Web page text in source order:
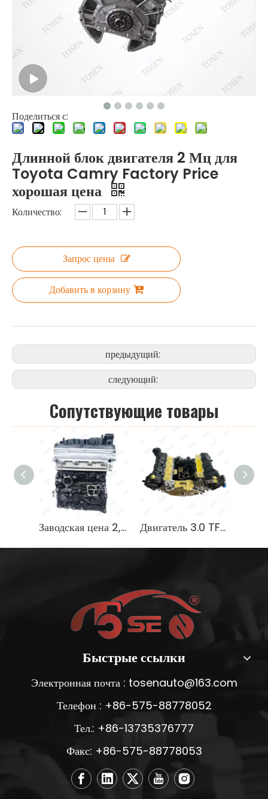
Поделиться с:
Длинной блок двигателя 2 Мц для
Toyota Camry Factory Price
хорошая цена
Количество:
Запрос цены
Добавить в корзину
предыдущий:
следующий:
Cопутствующие товары
Заводская цена 2,0 16V дизельный двигатель в сборе CDBA для VW Amarok Двигатель 3.0 TFSI для двигателей Audi Q7 Porsche Cayenne VW CRC
Быстрые ссылки
Электронная почта : tosenauto@163.com
Телефон : +86-575-88778052
Тел.: +86-13735376777
Факс: +86-575-88778053